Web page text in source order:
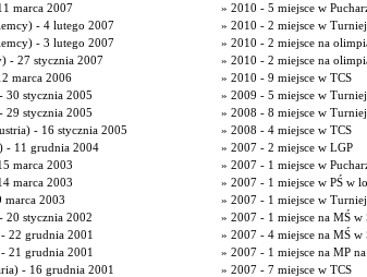
marca 2007
- 4 lutego 2007
- 3 lutego 2007
- 27 stycznia 2007
marca 2006
30 stycznia 2005
29 stycznia 2005
- 16 stycznia 2005
- 11 grudnia 2004
marca 2003
marca 2003
marca 2003
20 stycznia 2002
22 grudnia 2001
21 grudnia 2001
- 16 grudnia 2001
» 2010 - 5 miejsce w
» 2010 - 2 miejsce w
» 2010 - 2 miejsce na
» 2010 - 2 miejsce na
» 2010 - 9 miejsce w TCS
» 2009 - 5 miejsce w
» 2008 - 8 miejsce w
» 2008 - 4 miejsce w TCS
» 2007 - 2 miejsce w LGP
» 2007 - 1 miejsce w
» 2007 - 1 miejsce w PŚ w
» 2007 - 1 miejsce w
» 2007 - 1 miejsce na MŚ w
» 2007 - 4 miejsce na MŚ w
» 2007 - 1 miejsce na MP
» 2007 - 7 miejsce w TCS